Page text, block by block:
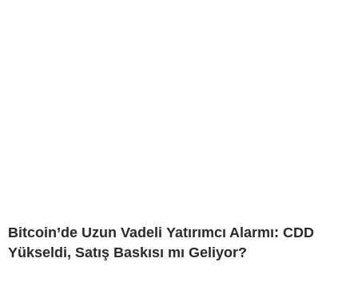
Bitcoin’de Uzun Vadeli Yatırımcı Alarmı: CDD
Yükseldi, Satış Baskısı mı Geliyor?